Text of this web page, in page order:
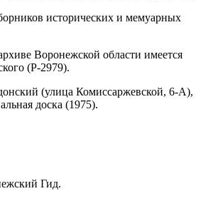
исторических и мемуарных
Воронежской области имеется
(Р-2979).
(улица Комиссаржевской, 6-А),
доска (1975).
Гид.